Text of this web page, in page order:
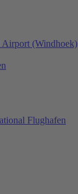
Airport (Windhoek)
Flughafen